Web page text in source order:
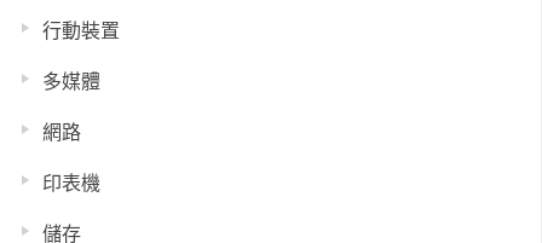
行動裝置
多媒體
網路
印表機
儲存